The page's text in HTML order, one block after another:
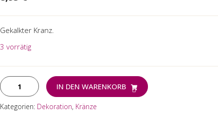
Gekalkter Kranz.
3 vorrätig
Kranz
Leoni
IN DEN WARENKORB
Kategorien: Dekoration, Kränze